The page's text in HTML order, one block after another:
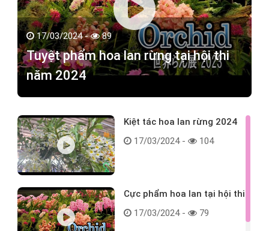
17/03/2024 - 89
Tuyệt phẩm hoa lan rừng tại hội thi
năm 2024
Kiệt tác hoa lan rừng 2024
17/03/2024 -
104
Cực phẩm hoa lan tại hội thi
17/03/2024 -
79